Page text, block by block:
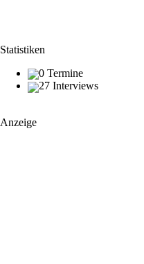
Statistiken
0 Termine
27 Interviews
Anzeige